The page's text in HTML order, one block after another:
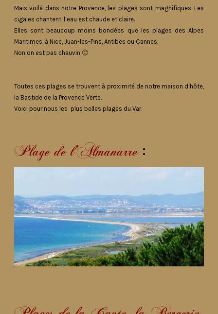
Mais voilà dans notre Provence, les plages sont magnifiques. Les
cigales chantent, l’eau est chaude et claire.
Elles sont beaucoup moins bondées que les plages des Alpes
Maritimes, à Nice, Juan-les-Pins, Antibes ou Cannes.
Non on est pas chauvin 🙂
Toutes ces plages se trouvent à proximité de notre maison d’hôte,
la Bastide de la Provence Verte.
Voici pour nous les plus belles plages du Var.
Plage de l’Almanarre: